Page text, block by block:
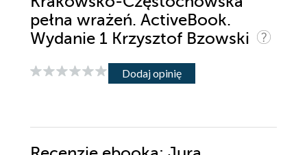
pełna wrażeń. ActiveBook.
Wydanie 1 Krzysztof Bzowski
Dodaj opinię